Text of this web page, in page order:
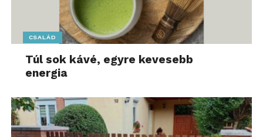
CSALÁD
Túl sok kávé, egyre kevesebb
energia